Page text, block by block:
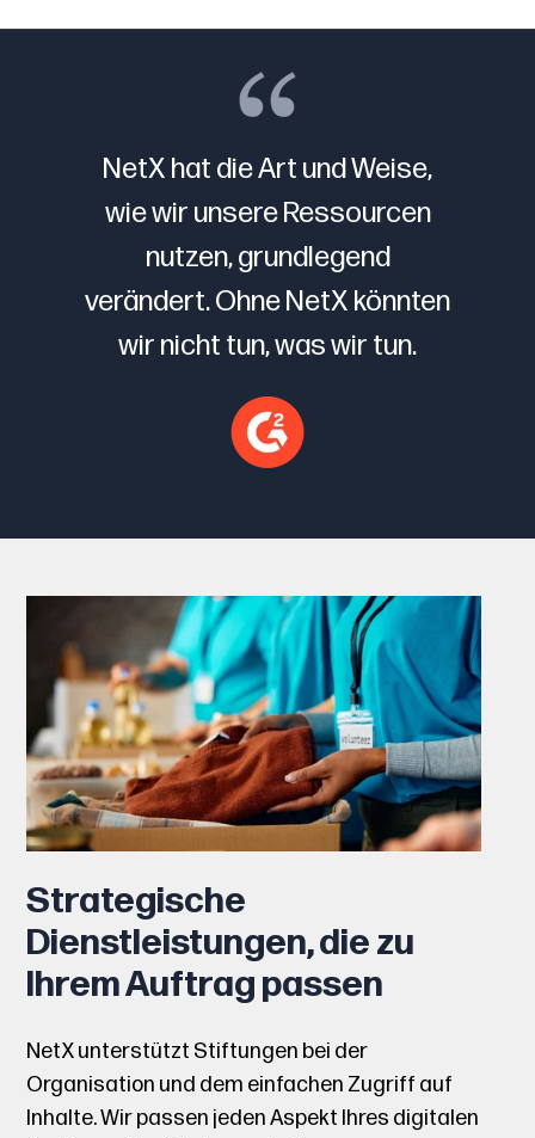
NetX hat die Art und Weise,
wie wir unsere Ressourcen
nutzen, grundlegend
verändert. Ohne NetX könnten
wir nicht tun, was wir tun.
Strategische
Dienstleistungen, die zu
Ihrem Auftrag passen
NetX unterstützt Stiftungen bei der
Organisation und dem einfachen Zugriff auf
Inhalte. Wir passen jeden Aspekt Ihres digitalen